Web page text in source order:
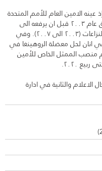
الامين العام للأمم المتحدة
مستشاراً سياسياً لبعثة المنظمة في العراق عام ٢٠٠٣ قبل ان يرفعه الى
مستشار خاص للأمين العام في مجال حل النزاعات (٢٠٠٣ الى ٢٠٠٧). وفي
انان لحل معضلة الروهينغا في
غادرها صيف سنة ٢٠١٧ لتسلم منصب الممثل الخاص للأمين
٢٠٢٠.
والثانية في ادارة